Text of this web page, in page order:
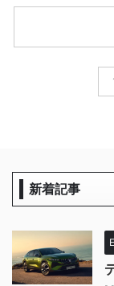
新着記事